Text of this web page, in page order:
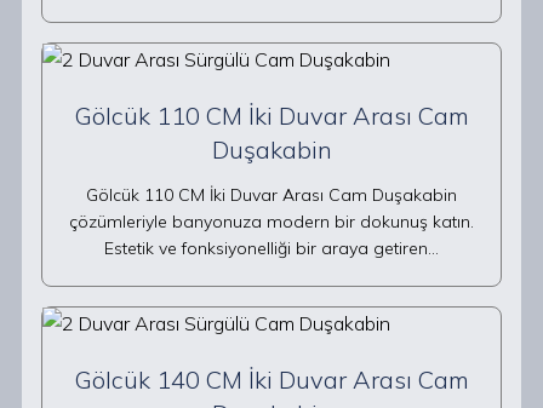
Gölcük 110 CM İki Duvar Arası Cam
Duşakabin
Gölcük 110 CM İki Duvar Arası Cam Duşakabin
çözümleriyle banyonuza modern bir dokunuş katın.
Estetik ve fonksiyonelliği bir araya getiren…
Gölcük 140 CM İki Duvar Arası Cam